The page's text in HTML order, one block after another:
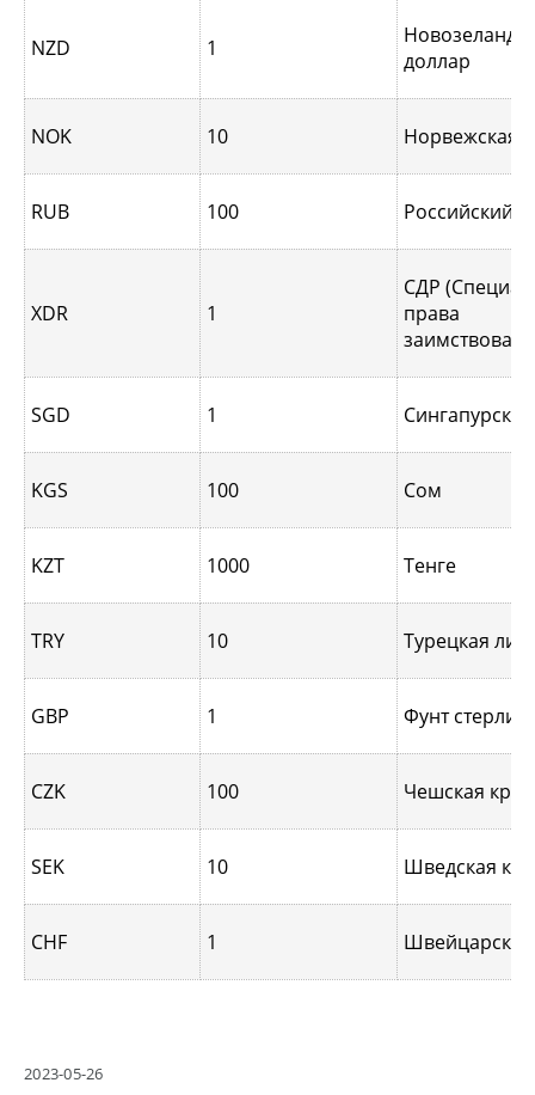
NZD 1
доллар
NOK 10 Норвежская
RUB 100 Российский
XDR 1
СДР
права
SGD 1
KGS 100 Сом
KZT 1000 Тенге
TRY 10 Турецкая
GBP 1 Фунт
CZK 100 Чешская
SEK 10 Шведская
CHF 1
2023-05-26